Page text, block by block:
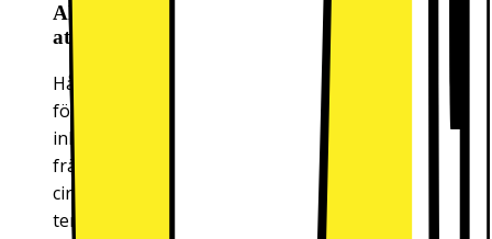
All-around Cooling - Fördelar kylan jämnt för
att minska matsvinnet
Håll din mat fräsch längre. All Around Cooling
fördelar kylan jämnt i hela kylen och frysen,
inklusive dörren, så att dina matvaror håller sig
fräscha oavsett var du placerar dem. Genom att
cirkulera kalluft och kontinuerligt kontrollera
temperaturen säkerställer All Around Cooling att